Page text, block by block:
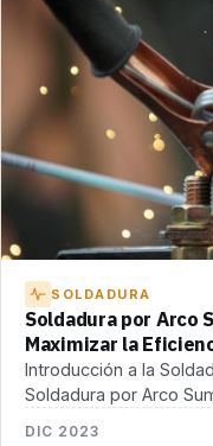
SOLDADURA
Soldadura por Arco
Maximizar la
Introducción a la
Soldadura por Arco
DIC 2023